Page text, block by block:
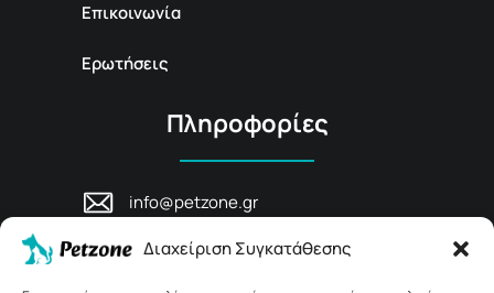
Διαχείριση Συγκατάθεσης
Επικοινωνία
Ερωτήσεις
Πληροφορίες
info@petzone.gr
Ρέθυμνο, Κρήτη
+30 28311 81456